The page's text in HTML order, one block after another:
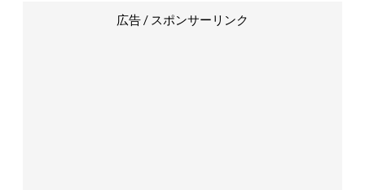
広告 / スポンサーリンク